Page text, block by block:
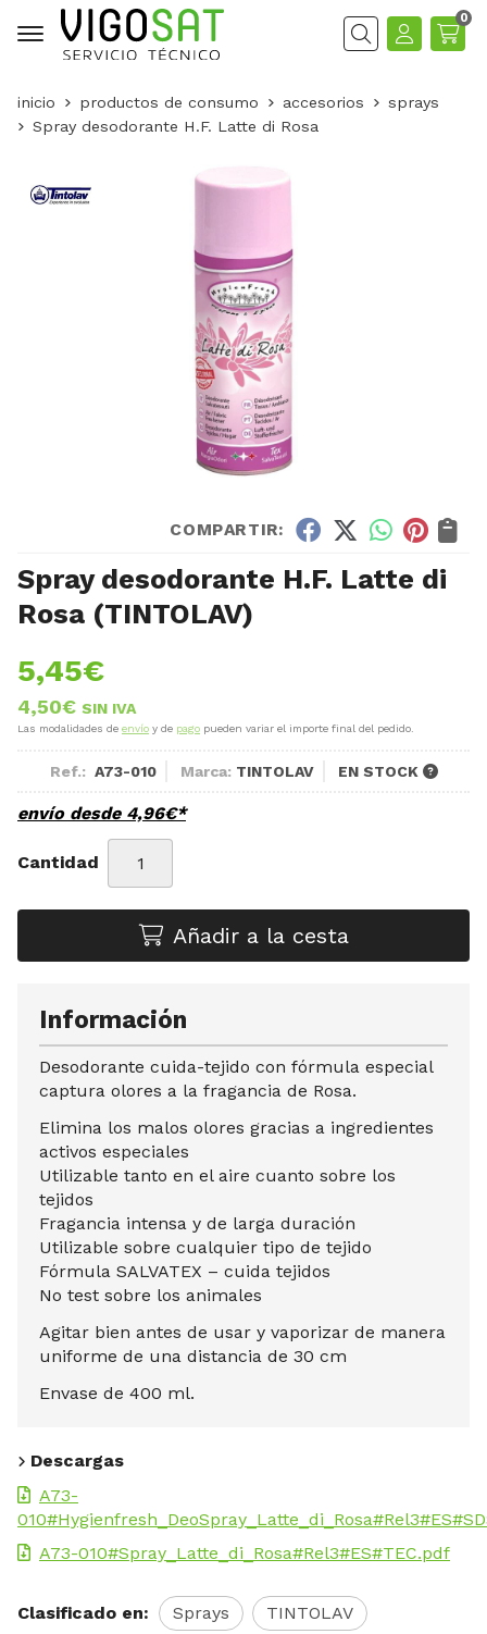
Buscar
0
inicio productos de consumo accesorios
sprays
Spray desodorante H.F. Latte di Rosa
COMPARTIR:
Spray desodorante H.F. Latte di
Rosa (TINTOLAV)
5,45€
4,50€ SIN IVA
Las modalidades de envío y de pago pueden variar el importe final del pedido.
Ref.: A73-010 Marca: TINTOLAV EN STOCK
envío desde 4,96€*
Cantidad
Añadir a la cesta
Información
Desodorante cuida-tejido con fórmula especial
captura olores a la fragancia de Rosa.
Elimina los malos olores gracias a ingredientes
activos especiales
Utilizable tanto en el aire cuanto sobre los
tejidos
Fragancia intensa y de larga duración
Utilizable sobre cualquier tipo de tejido
Fórmula SALVATEX – cuida tejidos
No test sobre los animales
Agitar bien antes de usar y vaporizar de manera
uniforme de una distancia de 30 cm
Envase de 400 ml.
Descargas
A73-
A73-010#Spray_Latte_di_Rosa#Rel3#ES#TEC.pdf
Clasificado en: Sprays TINTOLAV